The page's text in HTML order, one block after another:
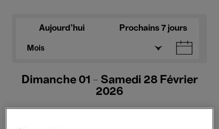
Aujourd'hui Prochains 7 jours
Mois
Dimanche 01 - Samedi 28 Février
2026